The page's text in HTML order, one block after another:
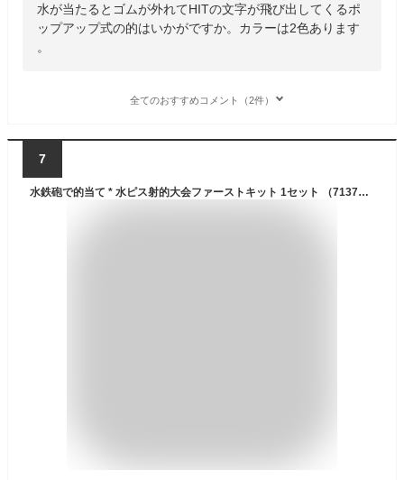
水が当たるとゴムが外れてHITの文字が飛び出してくるポ
ップアップ式の的はいかがですか。カラーは2色あります
。
全てのおすすめコメント（2件）
7
水鉄砲で的当て * 水ピス射的大会ファーストキット 1セット （7137） * 縁日 お祭り 子供向けイベント お子様向けイベント 射的大会 射的セット 夜店 店頭催し 水鉄砲 イベントゲームセット 夏イベント イベント販促品